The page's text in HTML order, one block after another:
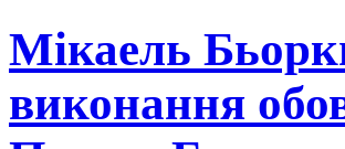
Мікаель
виконання